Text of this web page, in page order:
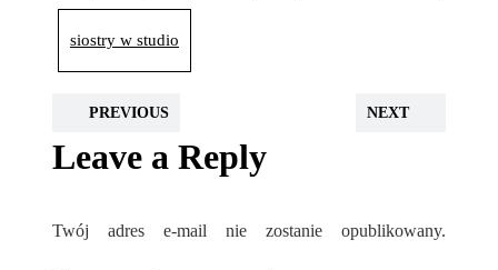
siostry w studio
PREVIOUS NEXT
Leave a Reply
Twój adres e-mail nie zostanie opublikowany.